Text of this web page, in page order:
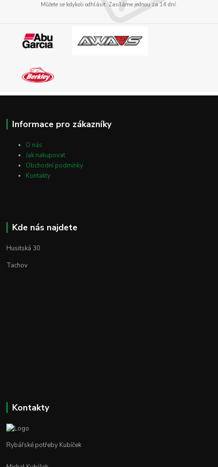
Můžete se kdykoli odhlásit. Zasíláme jednou za 14 dní.
Informace pro zákazníky
O nás
Jak nakupovat
Obchodní podmínky
Kontakty
Kde nás najdete
Husitská 30
Tachov
Kontakty
Rybářské potřeby Kubíček